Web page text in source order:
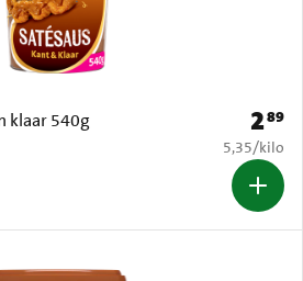
Remia Satésaus kant en klaar 540g Prijs:
289
€ 5,35 per
5,35/kilo